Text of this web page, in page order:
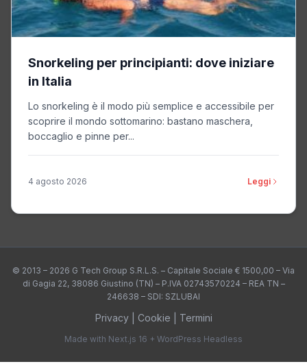
Snorkeling per principianti: dove iniziare
in Italia
Lo snorkeling è il modo più semplice e accessibile per
scoprire il mondo sottomarino: bastano maschera,
boccaglio e pinne per...
4 agosto 2026 Leggi
© 2013 – 2026 G Tech Group S.R.L.S. – Capitale Sociale € 1500,00 – Via
di Gagia 22, 38086 Giustino (TN) – P.IVA 02743570224 – REA TN –
246638 – SDI: SZLUBAI
Privacy Cookie Termini
Made with Next.js 16 + WordPress Headless